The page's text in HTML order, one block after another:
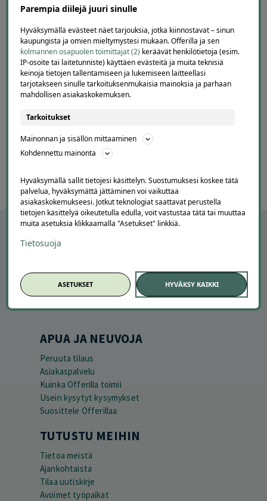
Sonja Halonen
1 day ago
Hyvä kokemus kasvohoidosta sekä lymfabuutseista.
Lisätty
Page
APUA JA NEUVOJA
Peruuta tilaus
Asiakaspalvelu
Kuinka Offerilla toimii
Usein kysytyt kysymykset
Suosittele Offerillaa
TUTUSTU MEIHIN
Tietoa meistä
Ajankohtaista
Tilaa uutiskirje
Avoimet työpaikat
Parempia diilejä juuri sinulle
Hyväksymällä evästeet näet tarjouksia, jotka kiinnostavat – sinun
kaupungista ja omien mieltymystesi mukaan. Offerilla ja sen
kolmannen osapuolen toimittajat (2) keräävät henkilötietoja (esim.
IP-osoite tai laitetunniste) käyttäen evästeitä ja muita teknisiä
keinoja tietojen tallentamiseen ja lukemiseen laitteellasi
tarjotakseen sinulle tarkoituksenmukaisia mainoksia ja parhaan
mahdollisen asiakaskokemuksen.
Tarkoitukset
Mainonnan ja sisällön mittaaminen
Kohdennettu mainonta
Hyväksymällä sallit tietojesi käsittelyn. Suostumuksesi koskee tätä
palvelua, hyväksymättä jättäminen voi vaikuttaa
asiakaskokemukseesi. Jotkut teknologiat saattavat perustella
tietojen käsittelyä oikeutetulla edulla, voit vastustaa tätä tai muuttaa
muita asetuksia klikkaamalla "Asetukset" linkkiä.
Tietosuoja
ASETUKSET HYVÄKSY KAIKKI